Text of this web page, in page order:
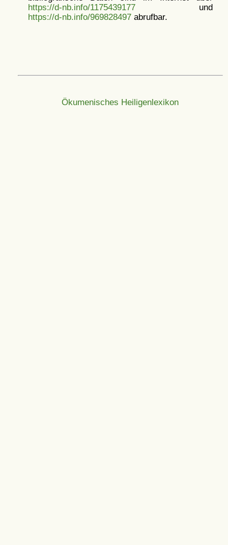
https://d-nb.info/1175439177und
https://d-nb.info/969828497abrufbar.
Ökumenisches Heiligenlexikon